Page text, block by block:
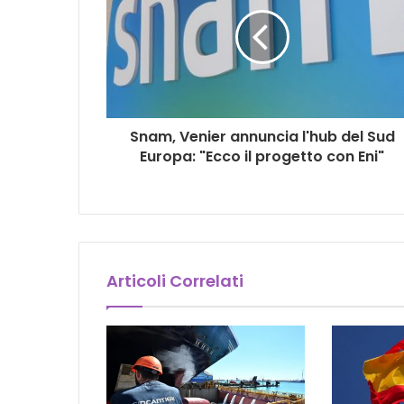
Snam, Venier annuncia l'hub del Sud
Europa: "Ecco il progetto con Eni"
Articoli Correlati